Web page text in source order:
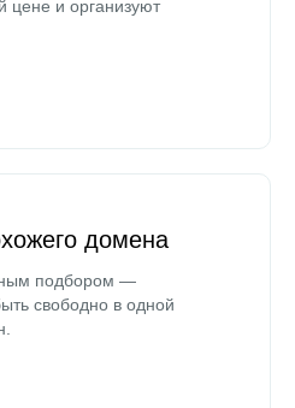
цене и организуют
домена
подбором —
свободно в одной